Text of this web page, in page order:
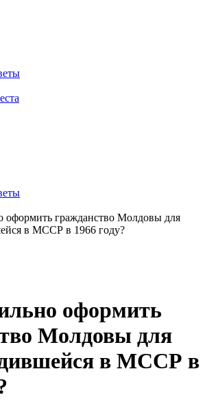
оформить гражданство Молдовы для
в МССР в 1966 году?
оформить
Молдовы для
в МССР в